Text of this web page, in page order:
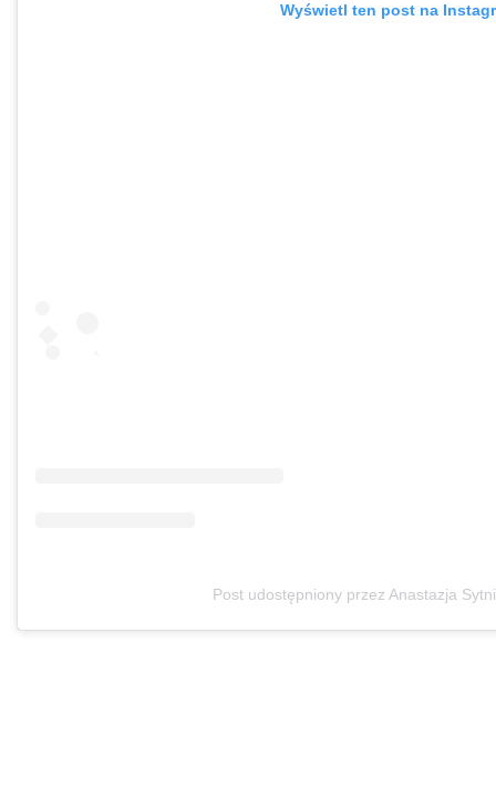
Wyświetl ten post na
Post udostępniony przez Anastazja